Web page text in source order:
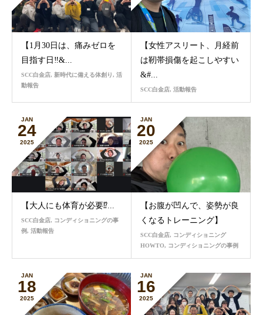
【1月30日は、痛みゼロを
目指す日‼&...
SCC白金店, 新時代に備える体創り, 活
動報告
【女性アスリート、月経前
は靭帯損傷を起こしやすい
&#...
SCC白金店, 活動報告
JAN
24
2025
【大人にも体育が必要⁉️...
SCC白金店, コンディショニングの事
例, 活動報告
JAN
20
2025
【お腹が凹んで、姿勢が良
くなるトレーニング】
SCC白金店, コンディショニング
HOWTO, コンディショニングの事例
JAN
18
2025
JAN
16
2025